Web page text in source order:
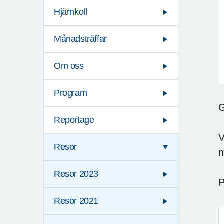
Hjärnkoll
Månadsträffar
Om oss
Program
Reportage
Resor
Resor 2023
Resor 2021